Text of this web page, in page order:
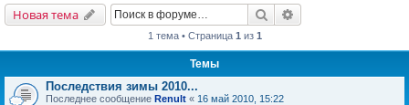
Новая тема Поиск
1 тема • Страница 1 из 1
Темы
Последствия зимы 2010...
Последнее сообщение Renult « 16 май 2010, 15:22